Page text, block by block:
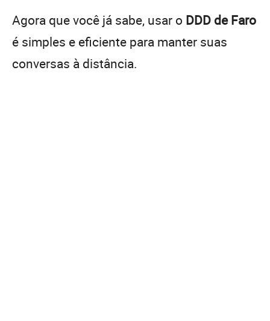
Agora que você já sabe, usar o DDD de Faro
é simples e eficiente para manter suas
conversas à distância.